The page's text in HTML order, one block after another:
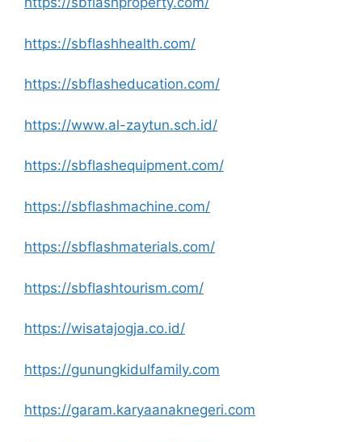
https://sbflashhealth.com/
https://sbflasheducation.com/
https://www.al-zaytun.sch.id/
https://sbflashequipment.com/
https://sbflashmachine.com/
https://sbflashmaterials.com/
https://sbflashtourism.com/
https://wisatajogja.co.id/
https://gunungkidulfamily.com
https://garam.karyaanaknegeri.com